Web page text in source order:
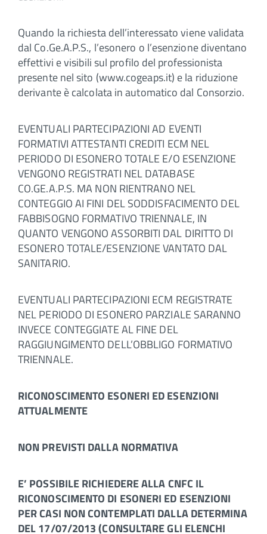
Quando la richiesta dell’interessato viene validata
dal Co.Ge.A.P.S., l’esonero o l’esenzione diventano
effettivi e visibili sul profilo del professionista
presente nel sito (www.cogeaps.it) e la riduzione
derivante è calcolata in automatico dal Consorzio.
EVENTUALI PARTECIPAZIONI AD EVENTI
FORMATIVI ATTESTANTI CREDITI ECM NEL
PERIODO DI ESONERO TOTALE E/O ESENZIONE
VENGONO REGISTRATI NEL DATABASE
CO.GE.A.P.S. MA NON RIENTRANO NEL
CONTEGGIO AI FINI DEL SODDISFACIMENTO DEL
FABBISOGNO FORMATIVO TRIENNALE, IN
QUANTO VENGONO ASSORBITI DAL DIRITTO DI
ESONERO TOTALE/ESENZIONE VANTATO DAL
SANITARIO.
EVENTUALI PARTECIPAZIONI ECM REGISTRATE
NEL PERIODO DI ESONERO PARZIALE SARANNO
INVECE CONTEGGIATE AL FINE DEL
RAGGIUNGIMENTO DELL’OBBLIGO FORMATIVO
TRIENNALE.
RICONOSCIMENTO ESONERI ED ESENZIONI
ATTUALMENTE
NON PREVISTI DALLA NORMATIVA
E’ POSSIBILE RICHIEDERE ALLA CNFC IL
RICONOSCIMENTO DI ESONERI ED ESENZIONI
PER CASI NON CONTEMPLATI DALLA DETERMINA
DEL 17/07/2013 (CONSULTARE GLI ELENCHI